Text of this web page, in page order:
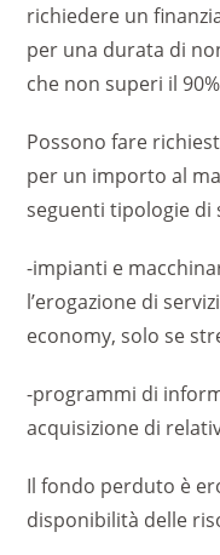
richiedere un
per una durata di
che non superi il
Possono fare
per un importo al
seguenti tipologie di
-impianti e
l’erogazione di
economy, solo se
-programmi di
acquisizione di
Il fondo perduto è
disponibilità delle